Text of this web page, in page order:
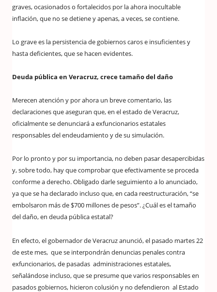
graves, ocasionados o fortalecidos por la ahora inocultable
inflación, que no se detiene y apenas, a veces, se contiene.
Lo grave es la persistencia de gobiernos caros e insuficientes y
hasta deficientes, que se hacen evidentes.
Deuda pública en Veracruz, crece tamaño del daño
Merecen atención y por ahora un breve comentario, las
declaraciones que aseguran que, en el estado de Veracruz,
oficialmente se denunciará a exfuncionarios estatales
responsables del endeudamiento y de su simulación.
Por lo pronto y por su importancia, no deben pasar desapercibidas
y, sobre todo, hay que comprobar que efectivamente se proceda
conforme a derecho. Obligado darle seguimiento a lo anunciado,
ya que se ha declarado incluso que, en cada reestructuración, “se
embolsaron más de $700 millones de pesos”. ¿Cuál es el tamaño
del daño, en deuda pública estatal?
En efecto, el gobernador de Veracruz anunció, el pasado martes 22
de este mes, que se interpondrán denuncias penales contra
exfuncionarios, de pasadas administraciones estatales,
señalándose incluso, que se presume que varios responsables en
pasados gobiernos, hicieron colusión y no defendieron al Estado